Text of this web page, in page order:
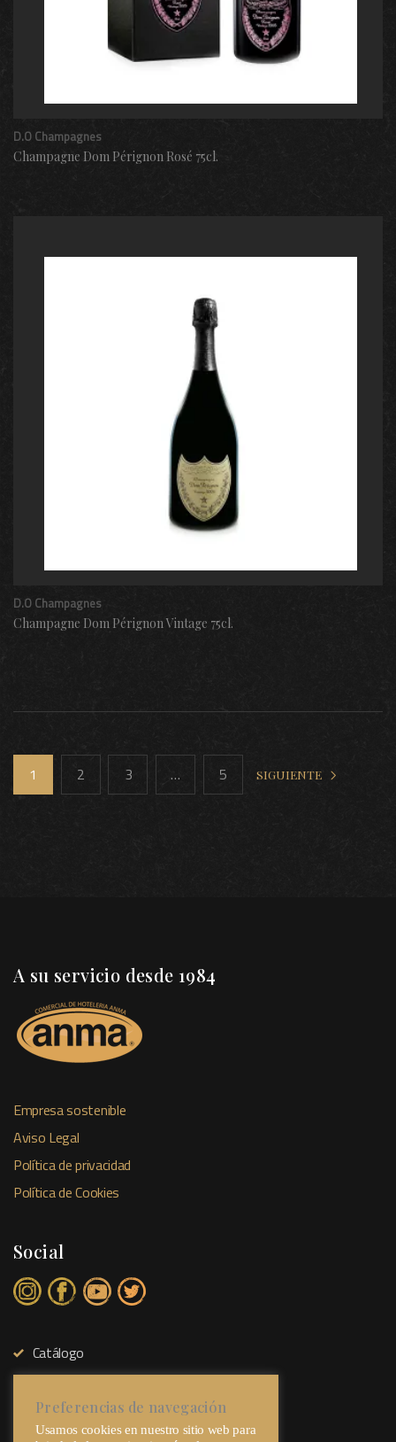
D.O Champagnes
Champagne Dom Pérignon Rosé 75cl.
D.O Champagnes
Champagne Dom Pérignon Vintage 75cl.
1 2 3 … 5 SIGUIENTE
A su servicio desde 1984
Empresa sostenible
Aviso Legal
Política de privacidad
Política de Cookies
Social
Catálogo
Tienda Física
Sobre Nosotros
Contacto
Preferencias de navegación
Usamos cookies en nuestro sitio web para